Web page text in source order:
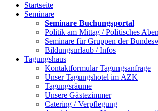
Startseite
Seminare
Seminare Buchungsportal
Politik am Mittag / Politisches
Seminare für Gruppen der
Bildungsurlaub / Infos
Tagungshaus
Kontaktformular Tagungsanfrage
Unser Tagungshotel im AZK
Tagungsräume
Unsere Gästezimmer
Catering / Verpflegung